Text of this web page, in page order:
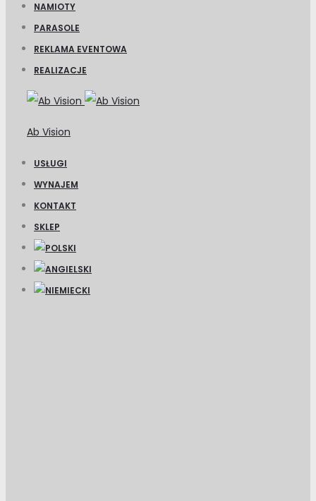
NAMIOTY
PARASOLE
REKLAMA EVENTOWA
REALIZACJE
Ab Vision
USŁUGI
WYNAJEM
KONTAKT
SKLEP